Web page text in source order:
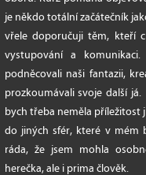
je někdo totální začátečník
vřele doporučuji těm, kteří
vystupování a
podněcovali naši fantazii,
prozkoumávali svoje další
bych třeba neměla
do jiných sfér, které v mém
ráda, že jsem mohla
herečka, ale i prima člověk.